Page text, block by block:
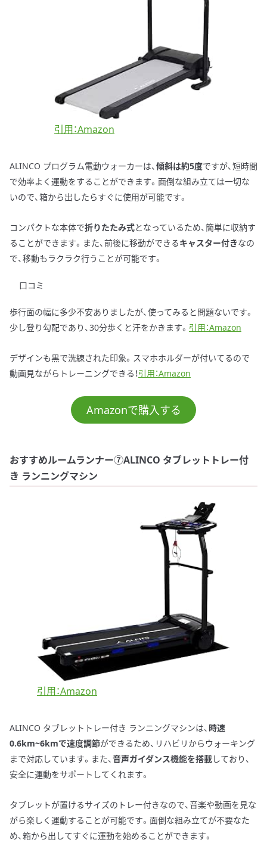
引用：Amazon
ALINCO プログラム電動ウォーカーは、 傾斜は約5度ですが、短時間
で効率よく運動をすることができます。面倒な組み立ては一切な
いので、箱から出したらすぐに使用が可能です。
コンパクトな本体で折りたたみ式となっているため、簡単に収納す
ることができます。また、前後に移動ができるキャスター付きなの
で、移動もラクラク行うことが可能です。
口コミ
歩行面の幅に多少不安ありましたが、使ってみると問題ないです。
少し登り勾配であり、30分歩くと汗をかきます。 引用：Amazon
デザインも黒で洗練された印象。スマホホルダーが付いてるので
動画見ながらトレーニングできる！引用：Amazon
Amazonで購入する
おすすめルームランナー⑦ALINCO タブレットトレー付
き ランニングマシン
引用：Amazon
ALINCO タブレットトレー付き ランニングマシンは、 時速
0.6km~6kmで速度調節ができるため、リハビリからウォーキング
まで対応しています。また、 音声ガイダンス機能を搭載しており、
安全に運動をサポートしてくれます。
タブレットが置けるサイズのトレー付きなので、音楽や動画を見な
がら楽しく運動することが可能です。面倒な組み立てが不要なた
め、箱から出してすぐに運動を始めることができます。